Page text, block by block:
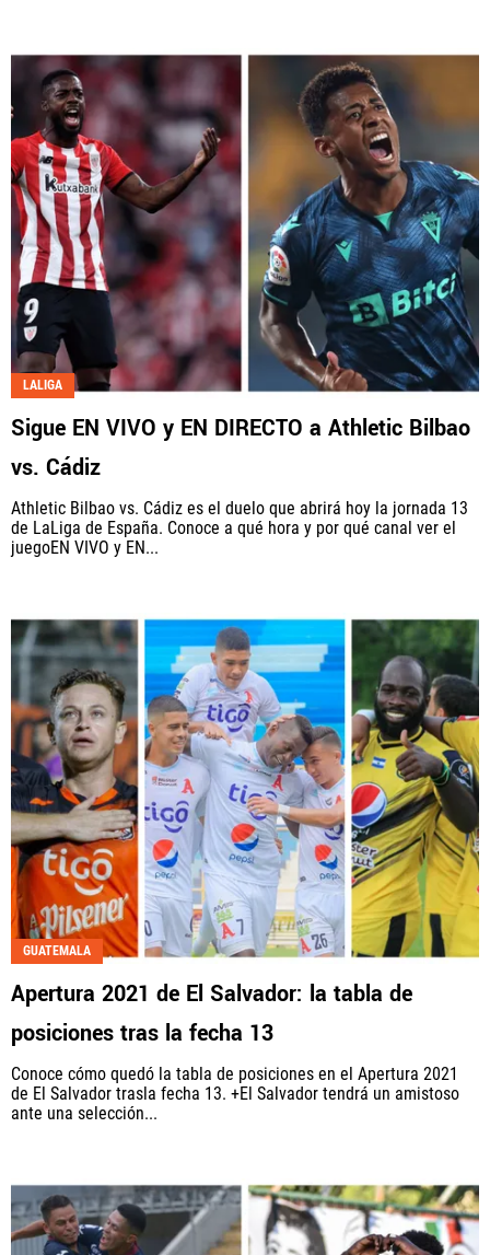
LALIGA
Sigue EN VIVO y EN DIRECTO a Athletic Bilbao
vs. Cádiz
Athletic Bilbao vs. Cádiz es el duelo que abrirá hoy la jornada 13
de LaLiga de España. Conoce a qué hora y por qué canal ver el
juegoEN VIVO y EN...
GUATEMALA
Apertura 2021 de El Salvador: la tabla de
posiciones tras la fecha 13
Conoce cómo quedó la tabla de posiciones en el Apertura 2021
de El Salvador trasla fecha 13. +El Salvador tendrá un amistoso
ante una selección...